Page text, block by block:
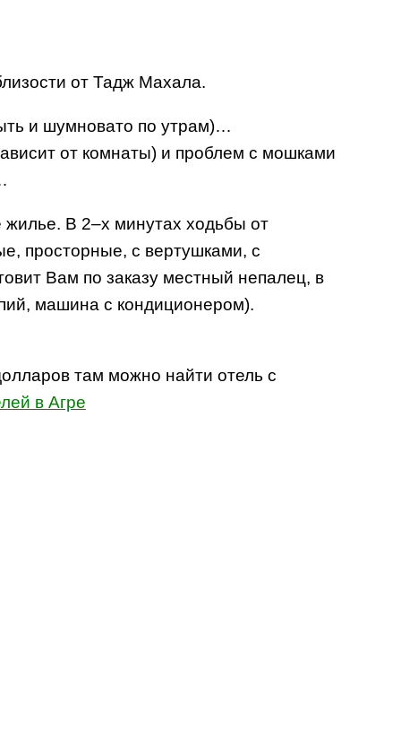
от Тадж Махала.
и шумновато по утрам)…
от комнаты) и проблем с мошками
В 2–х минутах ходьбы от
просторные, с вертушками, с
Вам по заказу местный непалец, в
машина с кондиционером).
там можно найти отель с
в Агре